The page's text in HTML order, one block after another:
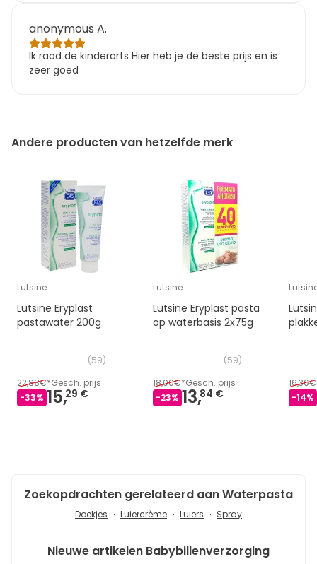
anonymous A.
Ik raad de kinderarts Hier heb je de beste prijs en is
zeer goed
Andere producten van hetzelfde merk
Lutsine
Lutsine Eryplast
pastawater 200g
(59)
22,88€*Gesch. prijs
-33% 15,29 €
Lutsine
Lutsine Eryplast pasta
op waterbasis 2x75g
(59)
18,00€*Gesch. prijs
-23% 13,84 €
16,36€
-14%
Zoekopdrachten gerelateerd aan Waterpasta
Doekjes Luiercrème Luiers Spray
Nieuwe artikelen Babybillenverzorging